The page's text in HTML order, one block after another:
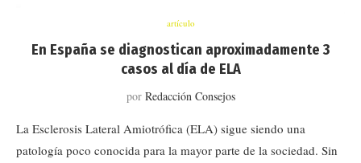
artículo
En España se diagnostican aproximadamente 3
casos al día de ELA
por Redacción Consejos
La Esclerosis Lateral Amiotrófica (ELA) sigue siendo una
patología poco conocida para la mayor parte de la sociedad. Sin